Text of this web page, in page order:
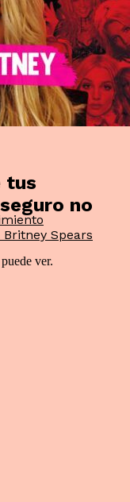
Spears
tus
no
ver.